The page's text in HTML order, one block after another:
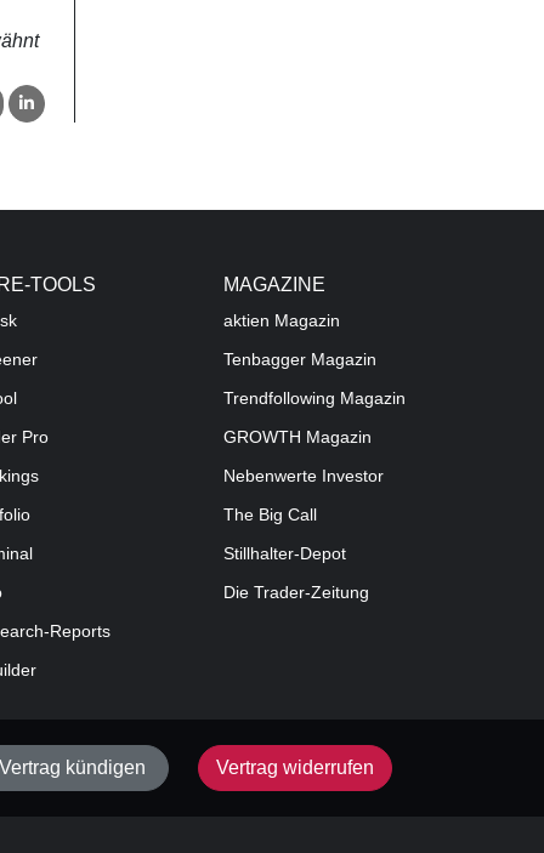
TOOLS
Pro
Reports
MAGAZINE
aktien Magazin
Tenbagger Magazin
Trendfollowing Magazin
GROWTH Magazin
Nebenwerte Investor
The Big Call
Stillhalter-Depot
Die Trader-Zeitung
Vertrag kündigen Vertrag widerrufen